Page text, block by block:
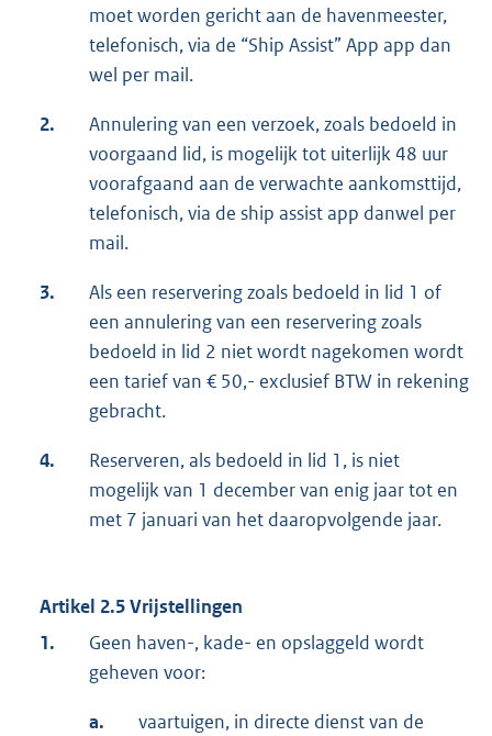
moet worden gericht aan de havenmeester,
telefonisch, via de “Ship Assist” App app dan
wel per mail.
2.
Annulering van een verzoek, zoals bedoeld in
voorgaand lid, is mogelijk tot uiterlijk 48 uur
voorafgaand aan de verwachte aankomsttijd,
telefonisch, via de ship assist app danwel per
mail.
3.
Als een reservering zoals bedoeld in lid 1 of
een annulering van een reservering zoals
bedoeld in lid 2 niet wordt nagekomen wordt
een tarief van € 50,- exclusief BTW in rekening
gebracht.
4.
Reserveren, als bedoeld in lid 1, is niet
mogelijk van 1 december van enig jaar tot en
met 7 januari van het daaropvolgende jaar.
Artikel 2.5 Vrijstellingen
1.
Geen haven-, kade- en opslaggeld wordt
geheven voor:
a.
vaartuigen, in directe dienst van de